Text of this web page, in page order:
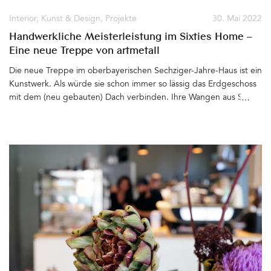
Purple Brown von Little Greene, eine »moody« colour, wie es im
Farbfächer heißt&hellip
30. Mai 2022
Interior, Kunst & Design, Projekte
Handwerkliche Meisterleistung im Sixties Home –
Eine neue Treppe von artmetall
Die neue Treppe im oberbayerischen Sechziger-Jahre-Haus ist ein
Kunstwerk. Als würde sie schon immer so lässig das Erdgeschoss
mit dem (neu gebauten) Dach verbinden. Ihre Wangen aus Stahl,
Rahmen des Dachausbaus mit viel Aufwand in die Decke aus
Stahlbeton geschnitten wurde&hellip